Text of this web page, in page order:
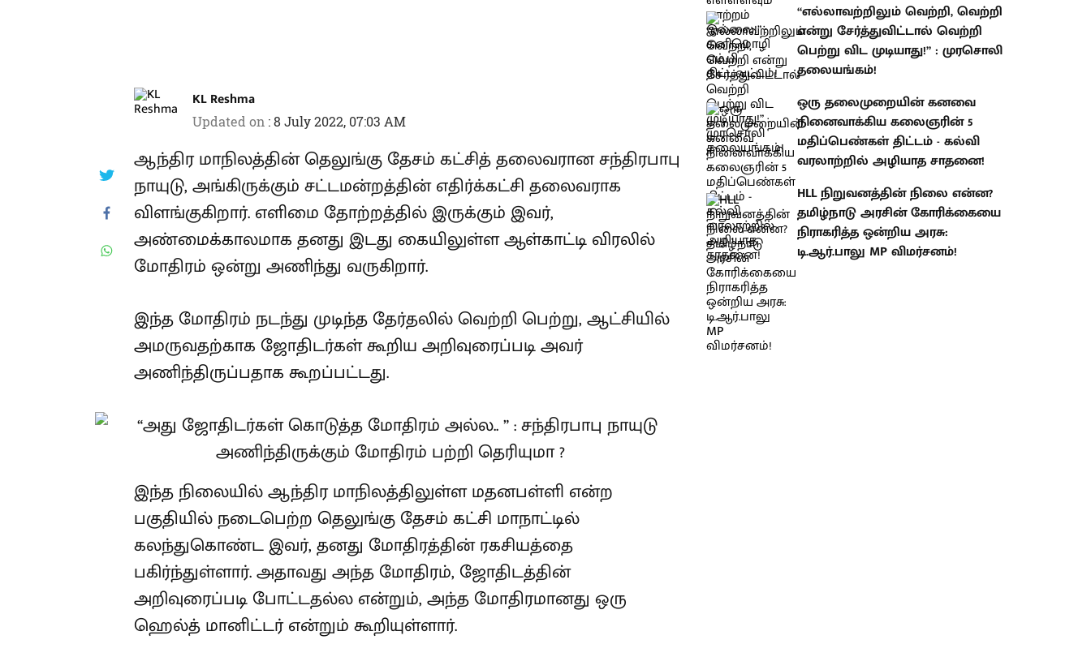
KL Reshma
Updated on :8 July 2022, 07:03 AM
ஆந்திர மாநிலத்தின் தெலுங்கு தேசம் கட்சித் தலைவரான சந்திரபாபு
நாயுடு, அங்கிருக்கும் சட்டமன்றத்தின் எதிர்க்கட்சி தலைவராக
விளங்குகிறார். எளிமை தோற்றத்தில் இருக்கும் இவர்,
அண்மைக்காலமாக தனது இடது கையிலுள்ள ஆள்காட்டி விரலில்
மோதிரம் ஒன்று அணிந்து வருகிறார்.
இந்த மோதிரம் நடந்து முடிந்த தேர்தலில் வெற்றி பெற்று, ஆட்சியில்
அமருவதற்காக ஜோதிடர்கள் கூறிய அறிவுரைப்படி அவர்
அணிந்திருப்பதாக கூறப்பட்டது.
இந்த நிலையில் ஆந்திர மாநிலத்திலுள்ள மதனபள்ளி என்ற
பகுதியில் நடைபெற்ற தெலுங்கு தேசம் கட்சி மாநாட்டில்
கலந்துகொண்ட இவர், தனது மோதிரத்தின் ரகசியத்தை
பகிர்ந்துள்ளார். அதாவது அந்த மோதிரம், ஜோதிடத்தின்
அறிவுரைப்படி போட்டதல்ல என்றும், அந்த மோதிரமானது ஒரு
ஹெல்த் மானிட்டர் என்றும் கூறியுள்ளார்.
“எல்லாவற்றிலும் வெற்றி, வெற்றி
என்று சேர்த்துவிட்டால் வெற்றி
பெற்று விட முடியாது!” : முரசொலி
தலையங்கம்!
ஒரு தலைமுறையின் கனவை
நினைவாக்கிய கலைஞரின் 5
மதிப்பெண்கள் திட்டம் - கல்வி
வரலாற்றில் அழியாத சாதனை!
HLL நிறுவனத்தின் நிலை என்ன?
தமிழ்நாடு அரசின் கோரிக்கையை
நிராகரித்த ஒன்றிய அரசு:
டி.ஆர்.பாலு MP விமர்சனம்!